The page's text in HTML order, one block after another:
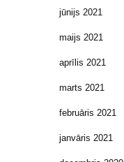
jūnijs 2021
maijs 2021
aprīlis 2021
marts 2021
februāris 2021
janvāris 2021